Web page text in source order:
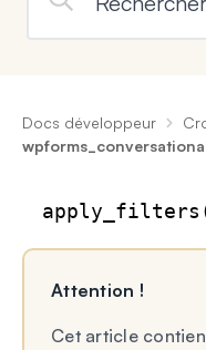
Docs développeur
Attention !
Cet article